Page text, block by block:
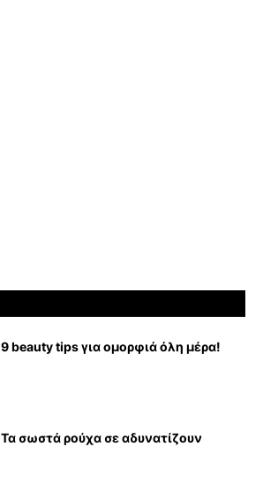
9 beauty tips για ομορφιά όλη μέρα!
Τα σωστά ρούχα σε αδυνατίζουν